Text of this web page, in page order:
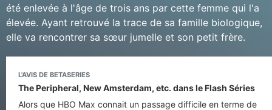
été enlevée à l'âge de trois ans par cette femme qui l'a
élevée. Ayant retrouvé la trace de sa famille biologique,
elle va rencontrer sa sœur jumelle et son petit frère.
L'AVIS DE BETASERIES
The Peripheral, New Amsterdam, etc. dans le Flash Séries
Alors que HBO Max connait un passage difficile en terme de